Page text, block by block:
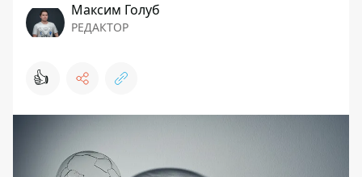
Максим Голуб
РЕДАКТОР
👍